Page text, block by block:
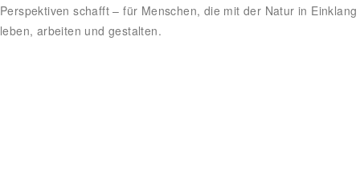
Perspektiven schafft – für Menschen, die mit der Natur in Einklang
leben, arbeiten und gestalten.